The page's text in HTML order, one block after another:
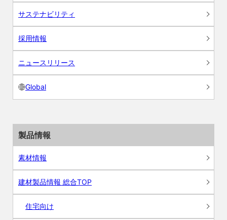
サステナビリティ
採用情報
ニュースリリース
Global
製品情報
素材情報
建材製品情報 総合TOP
住宅向け